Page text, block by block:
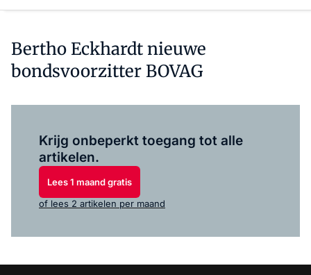
Bertho Eckhardt nieuwe
bondsvoorzitter BOVAG
Krijg onbeperkt toegang tot alle
artikelen.
Lees 1 maand gratis
of lees 2 artikelen per maand